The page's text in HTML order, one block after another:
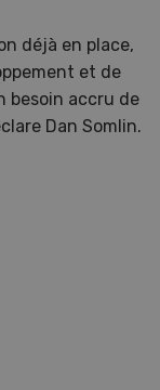
déjà en place,
et de
besoin accru de
Dan Somlin.